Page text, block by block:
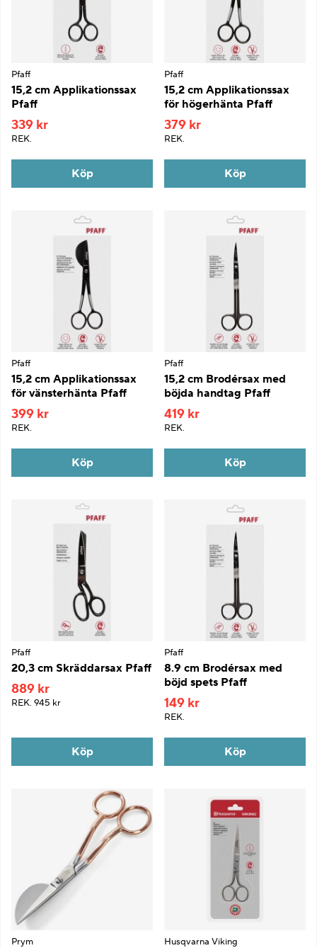
Pfaff
15,2 cm Applikationssax
Pfaff
339 kr
REK.
Köp
Pfaff
15,2 cm Applikationssax
för högerhänta Pfaff
379 kr
REK.
Köp
Pfaff
15,2 cm Applikationssax
för vänsterhänta Pfaff
399 kr
REK.
Köp
Pfaff
15,2 cm Brodérsax med
böjda handtag Pfaff
419 kr
REK.
Köp
Pfaff
20,3 cm Skräddarsax Pfaff
889 kr
REK. 945 kr
Köp
Pfaff
8.9 cm Brodérsax med
böjd spets Pfaff
149 kr
REK.
Köp
Prym Husqvarna Viking